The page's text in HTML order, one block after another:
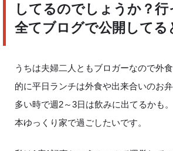
してるのでしょうか？行
全てブログで公開してる
うちは夫婦二人ともブロガーなので外
的に平日ランチは外食や出来合いのお
多い時で週 2～3日は飲みに出てるかも
本ゆっくり家で過ごしたいです。